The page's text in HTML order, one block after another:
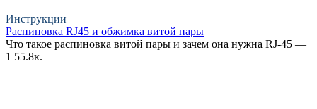
Инструкции
Распиновка RJ45 и обжимка витой пары
Что такое распиновка витой пары и зачем она нужна RJ-45 —
1 55.8к.